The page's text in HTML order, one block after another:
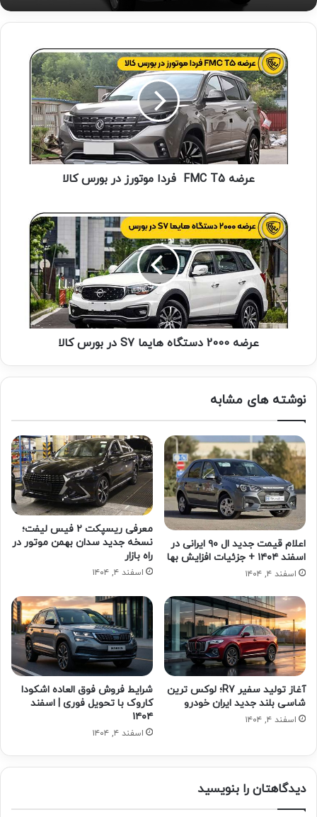
شاهین با کیفیت ترین و پرفروش ترین محصول
سایپا / آذر ۱۴۰۱
عرضه FMC T5 فردا موتورز در بورس کالا
عرضه 2000 دستگاه هایما S7 در بورس کالا
نوشته های مشابه
اعلام قیمت جدید ال ۹۰ ایرانی در
اسفند ۱۴۰۴ + جزئیات افزایش بها
اسفند ۴, ۱۴۰۴
معرفی ریسپکت ۲ فیس لیفت؛
نسخه جدید سدان بهمن موتور در
راه بازار
اسفند ۴, ۱۴۰۴
آغاز تولید سفیر R7؛ لوکس ترین
شاسی بلند جدید ایران خودرو
اسفند ۴, ۱۴۰۴
شرایط فروش فوق العاده اشکودا
کاروک با تحویل فوری | اسفند
۱۴۰۴
اسفند ۴, ۱۴۰۴
دیدگاهتان را بنویسید